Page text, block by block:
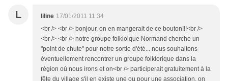
L liline 17/01/2011 11:34
<br /> <br /> bonjour, on en mangerait de ce bouton!!!<br />
<br /> <br /> notre groupe folkloique Normand cherche un
"point de chute" pour notre sortie d'été... nous souhaitons
éventuellement rencontrer un groupe folklorique dans la
région où nous irons et on<br /> participerait gratuitement à la
fête du village s'il en existe une ou pour une association, on